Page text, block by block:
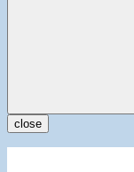
close